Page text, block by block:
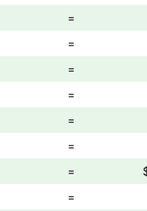
=
=
=
=
=
=
=
=